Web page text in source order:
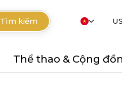
Tìm kiếm
Thể thao & Cộng